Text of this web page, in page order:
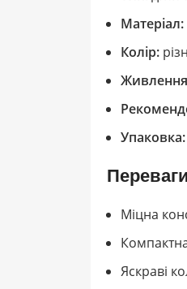
Матеріал:
Колір:
Упаковка:
Міцна
Яскраві